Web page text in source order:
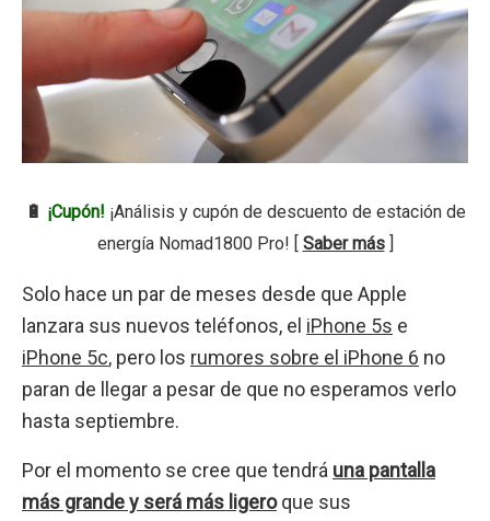
🔋 ¡Cupón! ¡Análisis y cupón de descuento de estación de
energía Nomad1800 Pro! [ Saber más]
Solo hace un par de meses desde que Apple
lanzara sus nuevos teléfonos, el iPhone 5s e
iPhone 5c, pero los rumores sobre el iPhone 6 no
paran de llegar a pesar de que no esperamos verlo
hasta septiembre.
Por el momento se cree que tendrá una pantalla
más grande y será más ligeroque sus